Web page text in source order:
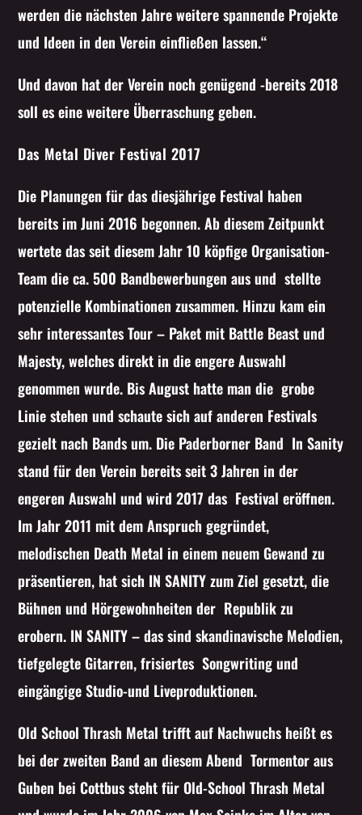
werden die nächsten Jahre weitere spannende Projekte
und Ideen in den Verein einfließen lassen.“
Und davon hat der Verein noch genügend -bereits 2018
soll es eine weitere Überraschung geben.
Das Metal Diver Festival 2017
Die Planungen für das diesjährige Festival haben
bereits im Juni 2016 begonnen. Ab diesem Zeitpunkt
wertete das seit diesem Jahr 10 köpfige Organisation-
Team die ca. 500 Bandbewerbungen aus und stellte
potenzielle Kombinationen zusammen. Hinzu kam ein
sehr interessantes Tour – Paket mit Battle Beast und
Majesty, welches direkt in die engere Auswahl
genommen wurde. Bis August hatte man die grobe
Linie stehen und schaute sich auf anderen Festivals
gezielt nach Bands um. Die Paderborner Band In Sanity
stand für den Verein bereits seit 3 Jahren in der
engeren Auswahl und wird 2017 das Festival eröffnen.
Im Jahr 2011 mit dem Anspruch gegründet,
melodischen Death Metal in einem neuem Gewand zu
präsentieren, hat sich IN SANITY zum Ziel gesetzt, die
Bühnen und Hörgewohnheiten der Republik zu
erobern. IN SANITY – das sind skandinavische Melodien,
tiefgelegte Gitarren, frisiertes Songwriting und
eingängige Studio-und Liveproduktionen.
Old School Thrash Metal trifft auf Nachwuchs heißt es
bei der zweiten Band an diesem Abend Tormentor aus
Guben bei Cottbus steht für Old-School Thrash Metal